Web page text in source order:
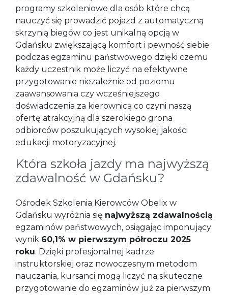
programy szkoleniowe dla osób które chcą
nauczyć się prowadzić pojazd z automatyczną
skrzynią biegów co jest unikalną opcją w
Gdańsku zwiększającą komfort i pewność siebie
podczas egzaminu państwowego dzięki czemu
każdy uczestnik może liczyć na efektywne
przygotowanie niezależnie od poziomu
zaawansowania czy wcześniejszego
doświadczenia za kierownicą co czyni naszą
ofertę atrakcyjną dla szerokiego grona
odbiorców poszukujących wysokiej jakości
edukacji motoryzacyjnej.
Która szkoła jazdy ma najwyższą
zdawalność w Gdańsku?
Ośrodek Szkolenia Kierowców Obelix w
Gdańsku wyróżnia się najwyższą zdawalnością
egzaminów państwowych, osiągając imponujący
wynik 60,1% w pierwszym półroczu 2025
roku. Dzięki profesjonalnej kadrze
instruktorskiej oraz nowoczesnym metodom
nauczania, kursanci mogą liczyć na skuteczne
przygotowanie do egzaminów już za pierwszym